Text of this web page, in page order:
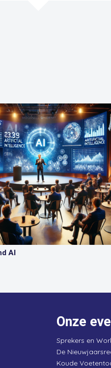
AI
Onze
Sprekers en
De
Koude